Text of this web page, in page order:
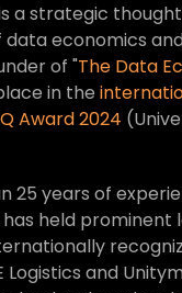
a strategic
economics
of "The Data
in the
Award 2024
25 years of
has held prominent
Logistics and